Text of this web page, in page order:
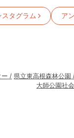
スタグラム ア
ー 県立東高根森林公園
大師公園社